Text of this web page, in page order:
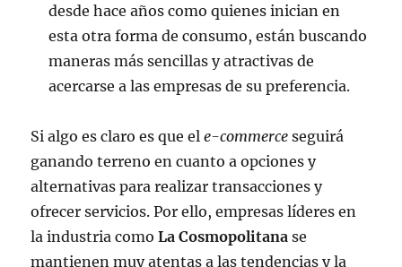
desde hace años como quienes inician en
esta otra forma de consumo, están buscando
maneras más sencillas y atractivas de
acercarse a las empresas de su preferencia.
Si algo es claro es que ele-commerce seguirá
ganando terreno en cuanto a opciones y
alternativas para realizar transacciones y
ofrecer servicios. Por ello, empresas líderes en
la industria comoLa Cosmopolitana se
mantienen muy atentas a las tendencias y la